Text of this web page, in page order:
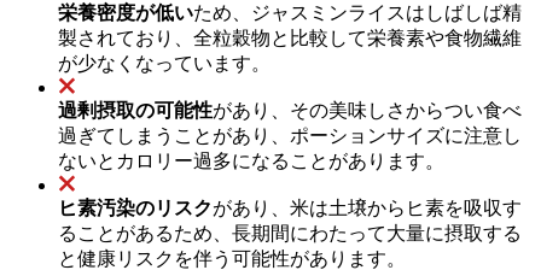
栄養密度が低いため、ジャスミンライスはしばしば精
製されており、全粒穀物と比較して栄養素や食物繊維
が少なくなっています。
過剰摂取の可能性があり、その美味しさからつい食べ
過ぎてしまうことがあり、ポーションサイズに注意し
ないとカロリー過多になることがあります。
ヒ素汚染のリスクがあり、米は土壌からヒ素を吸収す
ることがあるため、長期間にわたって大量に摂取する
と健康リスクを伴う可能性があります。